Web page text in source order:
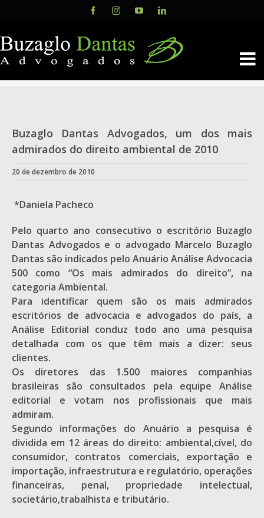
content
FacebookInstagramYouTubeLinkedIn
Buzaglo Dantas Advogados, um dos mais
admirados do direito ambiental de 2010
20 de dezembro de 2010
*Daniela Pacheco
Pelo quarto ano consecutivo o escritório Buzaglo
Dantas Advogados e o advogado Marcelo Buzaglo
Dantas são indicados pelo Anuário Análise Advocacia
500 como “Os mais admirados do direito”, na
categoria Ambiental.
Para identificar quem são os mais admirados
escritórios de advocacia e advogados do país, a
Análise Editorial conduz todo ano uma pesquisa
detalhada com os que têm mais a dizer: seus
clientes.
Os diretores das 1.500 maiores companhias
brasileiras são consultados pela equipe Análise
editorial e votam nos profissionais que mais
admiram.
Segundo informações do Anuário a pesquisa é
dividida em 12 áreas do direito: ambiental,cível, do
consumidor, contratos comerciais, exportação e
importação, infraestrutura e regulatório, operações
financeiras, penal, propriedade intelectual,
societário,trabalhista e tributário.